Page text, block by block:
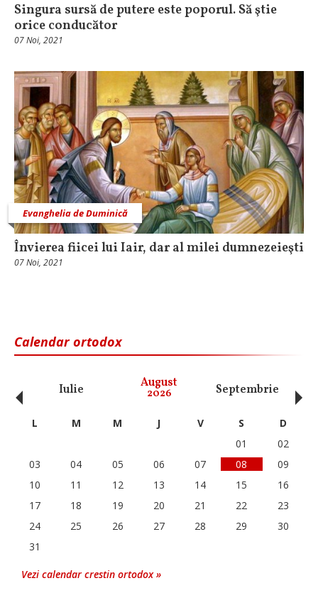
Singura sursă de putere este poporul. Să ştie
orice conducător
07 Noi, 2021
Evanghelia de Duminică
Învierea fiicei lui Iair, dar al milei dumnezeieşti
07 Noi, 2021
Calendar ortodox
Iulie August
2026 Septembrie
‹ L M M J V S
D
01
02
03
04 05 06 07 08
09
10
11 12 13 14 15
16
17
18 19 20 21 22
23
24
25 26 27 28 29
30
31
Vezi calendar crestin ortodox »